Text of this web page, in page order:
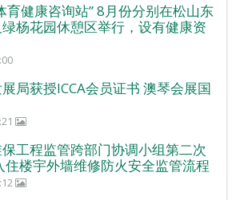
育健康咨询站” 8月份分别在松山东
杨花园休憩区举行，设有健康资
局获授ICCA会员证书 澳琴会展国
工程监管跨部门协调小组第二次
住楼宇外墙维修防火安全监管流程